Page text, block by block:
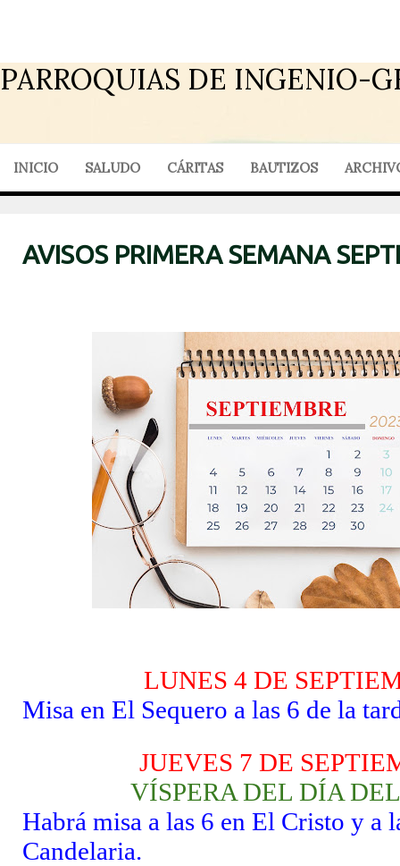
PARROQUIAS DE INGENIO-
INICIO SALUDO CÁRITAS BAUTIZOS
AVISOS PRIMERA SEMANA
LUNES 4 DE
Misa en El Sequero a las 6 de la
JUEVES 7 DE
VÍSPERA DEL DÍA
Habrá misa a las 6 en El Cristo y a
Candelaria.